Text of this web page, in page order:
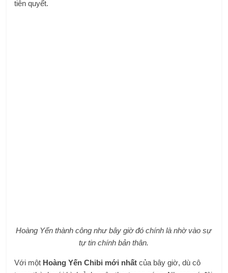
tiên quyết.
Hoàng Yến thành công như bây giờ đó chính là nhờ vào sự
tự tin chính bản thân.
Với một Hoàng Yến Chibi mới nhất của bây giờ, dù cô